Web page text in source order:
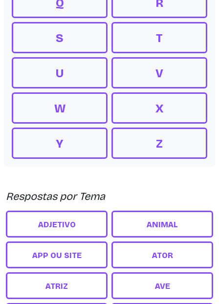
Q R
S T
U V
W X
Y Z
Respostas por Tema
ADJETIVO ANIMAL
APP OU SITE ATOR
ATRIZ AVE